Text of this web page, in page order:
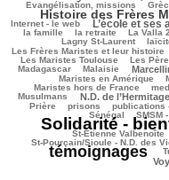
Evangélisation, missions
549/3004
92/3004
193/3004
794/3004
1755/3004
Histoire des Frères
122/3004
116/3004
239/3004
Internet - le web
1140/3004 L’école et ses
28/3004
365/3004
la famille
153/3004 la retraite
62/3004 La Valla
215/3004
637/3004
438/3004
Lagny St-Laurent
Les Frères Maristes et leur histoire
1864/3004
643/3004
349/3004
Les Maristes Toulouse
633/3004 Les
481/3004
150/3004
158/3004
Madagascar
48/3004 Malaisie
949/3004
38/3004
324/3004
290/3004
Maristes en Amérique
Maristes hors de France
295/3004
1077/3004
90/3004
Musulmans
907/3004 N.D. de l’Hermitage
61/3004
157/3004
228/3004
779/3004
198/3004
Prière
113/3004 prisons
296/3004 publications
260/3004
222/3004
51/3004
51/3004
105/3004
Sénégal
SMSM
Solidarité -
1768/3004
277/3004
197/3004
St-Etienne Valbenoîte
139/3004
St-Pourçain/Sioule - N.D. des
97/3004
28/3004
2686/3004
témoignages